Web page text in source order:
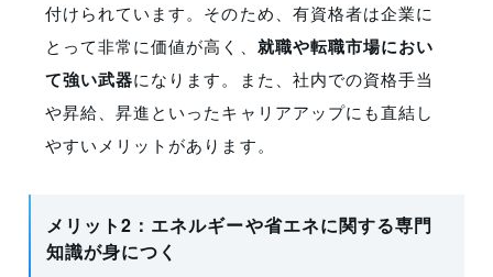
付けられています。そのため、有資格者は企業に
とって非常に価値が高く、 就職や転職市場におい
て強い武器になります。また、社内での資格手当
や昇給、昇進といったキャリアアップにも直結し
やすいメリットがあります。
メリット2：エネルギーや省エネに関する専門
知識が身につく